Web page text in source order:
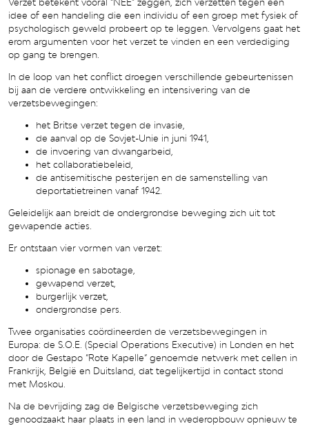
idee of een handeling die een individu of een groep met fysiek of
psychologisch geweld probeert op te leggen. Vervolgens gaat het
erom argumenten voor het verzet te vinden en een verdediging
op gang te brengen.
In de loop van het conflict droegen verschillende gebeurtenissen
bij aan de verdere ontwikkeling en intensivering van de
verzetsbewegingen:
het Britse verzet tegen de invasie,
de aanval op de Sovjet-Unie in juni 1941,
de invoering van dwangarbeid,
het collaboratiebeleid,
de antisemitische pesterijen en de samenstelling van
deportatietreinen vanaf 1942.
Geleidelijk aan breidt de ondergrondse beweging zich uit tot
gewapende acties.
Er ontstaan vier vormen van verzet:
spionage en sabotage,
gewapend verzet,
burgerlijk verzet,
ondergrondse pers.
Twee organisaties coördineerden de verzetsbewegingen in
Europa: de S.O.E. (Special Operations Executive) in Londen en het
door de Gestapo “Rote Kapelle” genoemde netwerk met cellen in
Frankrijk, België en Duitsland, dat tegelijkertijd in contact stond
met Moskou.
Na de bevrijding zag de Belgische verzetsbeweging zich
genoodzaakt haar plaats in een land in wederopbouw opnieuw te